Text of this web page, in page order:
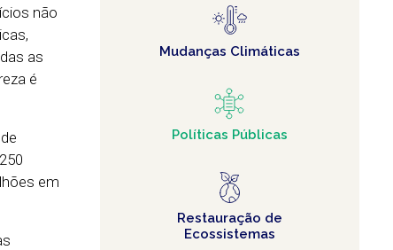
não
as
é
em
Mudanças Climáticas
Políticas Públicas
Restauração de
Ecossistemas